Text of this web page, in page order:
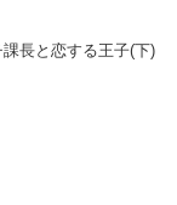
長と恋する王子(下)